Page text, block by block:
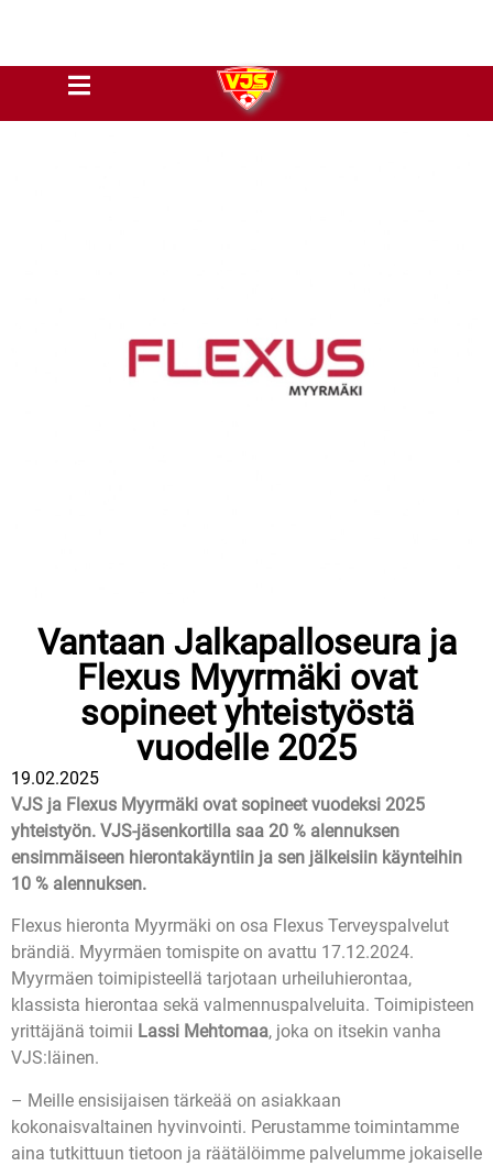
Vantaan Jalkapalloseura ja
Flexus Myyrmäki ovat
sopineet yhteistyöstä
vuodelle 2025
19.02.2025
VJS ja Flexus Myyrmäki ovat sopineet vuodeksi 2025
yhteistyön. VJS-jäsenkortilla saa 20 % alennuksen
ensimmäiseen hierontakäyntiin ja sen jälkeisiin käynteihin
10 % alennuksen.
Flexus hieronta Myyrmäki on osa Flexus Terveyspalvelut
brändiä. Myyrmäen tomispite on avattu 17.12.2024.
Myyrmäen toimipisteellä tarjotaan urheiluhierontaa,
klassista hierontaa sekä valmennuspalveluita. Toimipisteen
yrittäjänä toimii Lassi Mehtomaa, joka on itsekin vanha
VJS:läinen.
– Meille ensisijaisen tärkeää on asiakkaan
kokonaisvaltainen hyvinvointi. Perustamme toimintamme
aina tutkittuun tietoon ja räätälöimme palvelumme jokaiselle